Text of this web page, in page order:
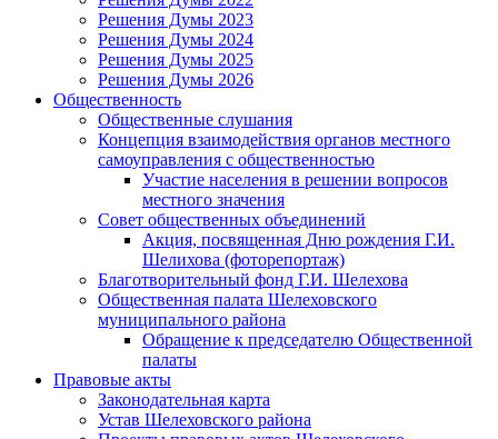
Решения Думы 2023
Решения Думы 2024
Решения Думы 2025
Решения Думы 2026
Общественность
Общественные слушания
Концепция взаимодействия органов местного
самоуправления с общественностью
Участие населения в решении вопросов
местного значения
Совет общественных объединений
Акция, посвященная Дню рождения Г.И.
Шелихова (фоторепортаж)
Благотворительный фонд Г.И. Шелехова
Общественная палата Шелеховского
муниципального района
Обращение к председателю Общественной
палаты
Правовые акты
Законодательная карта
Устав Шелеховского района